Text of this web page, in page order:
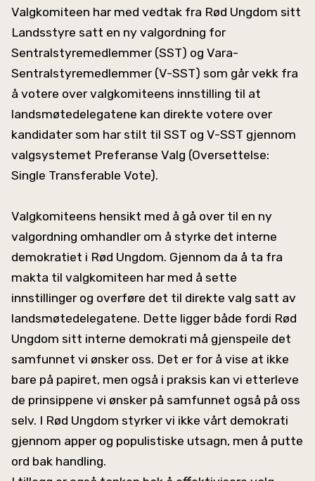
Valgkomiteen har med vedtak fra Rød Ungdom sitt
Landsstyre satt en ny valgordning for
Sentralstyremedlemmer (SST) og Vara-
Sentralstyremedlemmer (V-SST) som går vekk fra
å votere over valgkomiteens innstilling til at
landsmøtedelegatene kan direkte votere over
kandidater som har stilt til SST og V-SST gjennom
valgsystemet Preferanse Valg (Oversettelse:
Single Transferable Vote).
Valgkomiteens hensikt med å gå over til en ny
valgordning omhandler om å styrke det interne
demokratiet i Rød Ungdom. Gjennom da å ta fra
makta til valgkomiteen har med å sette
innstillinger og overføre det til direkte valg satt av
landsmøtedelegatene. Dette ligger både fordi Rød
Ungdom sitt interne demokrati må gjenspeile det
samfunnet vi ønsker oss. Det er for å vise at ikke
bare på papiret, men også i praksis kan vi etterleve
de prinsippene vi ønsker på samfunnet også på oss
selv. I Rød Ungdom styrker vi ikke vårt demokrati
gjennom apper og populistiske utsagn, men å putte
ord bak handling.